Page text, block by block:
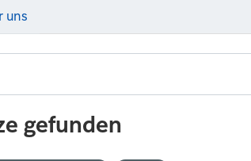
uns
gefunden